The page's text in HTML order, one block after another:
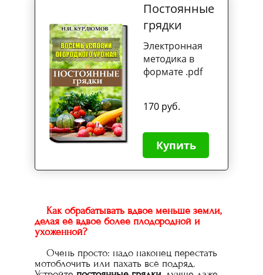
Постоянные
грядки
Электронная
методика в
формате .pdf
170 руб.
Купить
Как обрабатывать вдвое меньше земли,
делая её вдвое более плодородной и
ухоженной?
Очень просто: надо наконец перестать
мотоблочить или пахать всё подряд.